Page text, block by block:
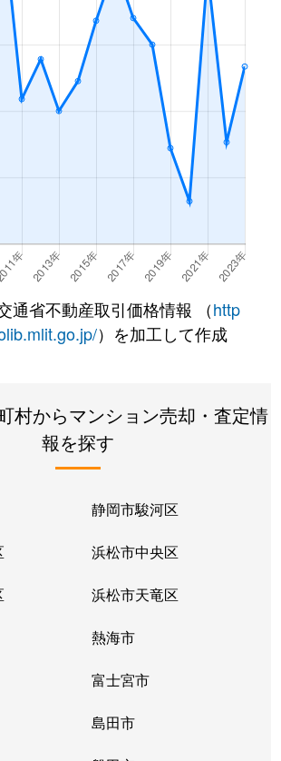
通省不動産取引価格情報 （http
）を加工して作成
村からマンション売却・査定情
報を探す
静岡市駿河区
浜松市中央区
浜松市天竜区
熱海市
富士宮市
島田市